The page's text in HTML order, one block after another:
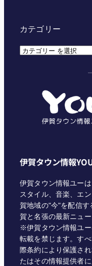
カテゴリー
カ
伊賀タウン情報
伊賀タウン情報ユー
スタイル、音楽、エ
賀地域の"今"を配信す
賀と名張の最新ニュ
※伊賀タウン情報ユ
転載を禁じます。す
際条約により保護さ
たはその情報提供者に